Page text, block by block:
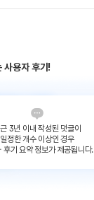
용자 후기!
3년 이내 작성된 댓글이
일정한 개수 이상인 경우
후기 요약 정보가 제공됩니다.